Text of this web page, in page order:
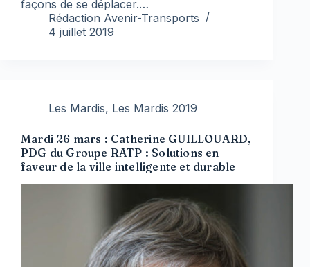
façons de se déplacer.…
Rédaction Avenir-Transports
4 juillet 2019
Les Mardis, Les Mardis 2019
Mardi 26 mars : Catherine GUILLOUARD,
PDG du Groupe RATP : Solutions en
faveur de la ville intelligente et durable